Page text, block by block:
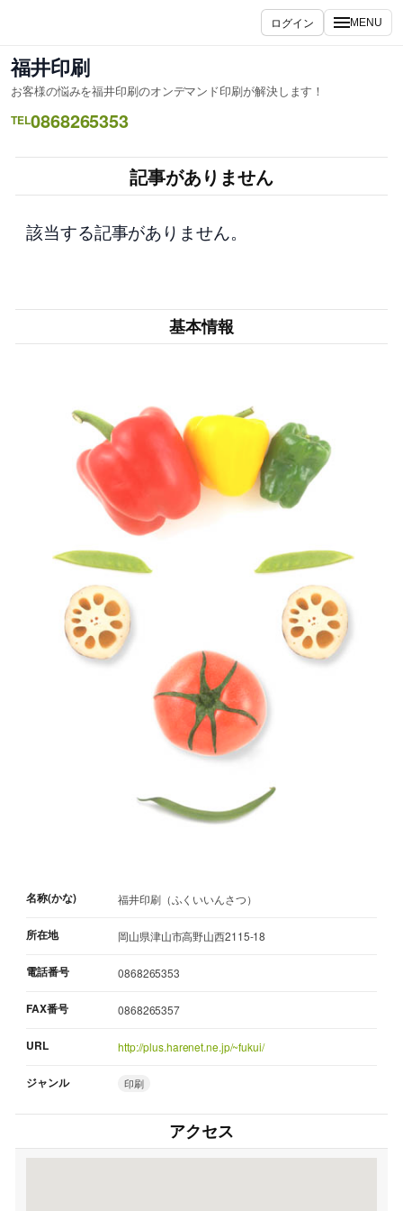
を
ス
キ
ッ
ログイン MENU
福井印刷
お客様の悩みを福井印刷のオンデマンド印刷が解決します！
TEL0868265353
記事がありません
該当する記事がありません。
基本情報
名称(かな) 福井印刷（ふくいいんさつ）
所在地 岡山県津山市高野山西2115-18
電話番号 0868265353
FAX番号 0868265357
URL http://plus.harenet.ne.jp/~fukui/
ジャンル 印刷
アクセス